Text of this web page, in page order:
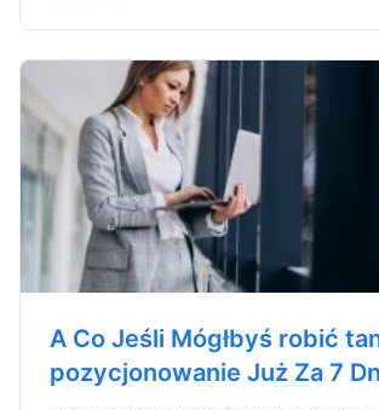
A Co Jeśli Mógłbyś robić
pozycjonowanie Już Za 7